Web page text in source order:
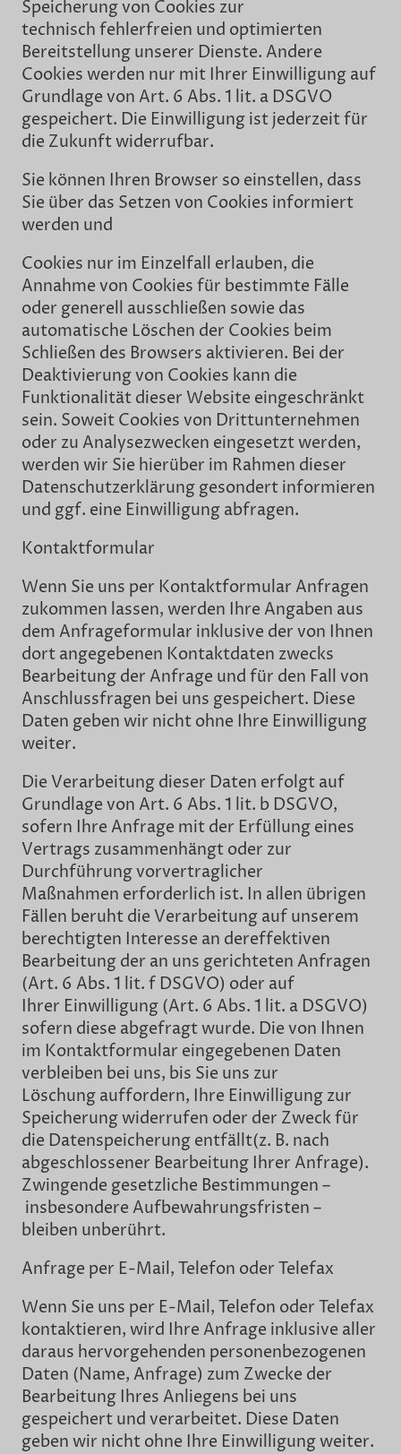
Speicherung von Cookies zur
technisch fehlerfreien und optimierten
Bereitstellung unserer Dienste. Andere
Cookies werden nur mit Ihrer Einwilligung auf
Grundlage von Art. 6 Abs. 1 lit. a DSGVO
gespeichert. Die Einwilligung ist jederzeit für
die Zukunft widerrufbar.
Sie können Ihren Browser so einstellen, dass
Sie über das Setzen von Cookies informiert
werden und
Cookies nur im Einzelfall erlauben, die
Annahme von Cookies für bestimmte Fälle
oder generell ausschließen sowie das
automatische Löschen der Cookies beim
Schließen des Browsers aktivieren. Bei der
Deaktivierung von Cookies kann die
Funktionalität dieser Website eingeschränkt
sein. Soweit Cookies von Drittunternehmen
oder zu Analysezwecken eingesetzt werden,
werden wir Sie hierüber im Rahmen dieser
Datenschutzerklärung gesondert informieren
und ggf. eine Einwilligung abfragen.
Kontaktformular
Wenn Sie uns per Kontaktformular Anfragen
zukommen lassen, werden Ihre Angaben aus
dem Anfrageformular inklusive der von Ihnen
dort angegebenen Kontaktdaten zwecks
Bearbeitung der Anfrage und für den Fall von
Anschlussfragen bei uns gespeichert. Diese
Daten geben wir nicht ohne Ihre Einwilligung
weiter.
Die Verarbeitung dieser Daten erfolgt auf
Grundlage von Art. 6 Abs. 1 lit. b DSGVO,
sofern Ihre Anfrage mit der Erfüllung eines
Vertrags zusammenhängt oder zur
Durchführung vorvertraglicher
Maßnahmen erforderlich ist. In allen übrigen
Fällen beruht die Verarbeitung auf unserem
berechtigten Interesse an dereffektiven
Bearbeitung der an uns gerichteten Anfragen
(Art. 6 Abs. 1 lit. f DSGVO) oder auf
Ihrer Einwilligung (Art. 6 Abs. 1 lit. a DSGVO)
sofern diese abgefragt wurde. Die von Ihnen
im Kontaktformular eingegebenen Daten
verbleiben bei uns, bis Sie uns zur
Löschung auffordern, Ihre Einwilligung zur
Speicherung widerrufen oder der Zweck für
die Datenspeicherung entfällt(z. B. nach
abgeschlossener Bearbeitung Ihrer Anfrage).
Zwingende gesetzliche Bestimmungen –
insbesondere Aufbewahrungsfristen –
bleiben unberührt.
Anfrage per E-Mail, Telefon oder Telefax
Wenn Sie uns per E-Mail, Telefon oder Telefax
kontaktieren, wird Ihre Anfrage inklusive aller
daraus hervorgehenden personenbezogenen
Daten (Name, Anfrage) zum Zwecke der
Bearbeitung Ihres Anliegens bei uns
gespeichert und verarbeitet. Diese Daten
geben wir nicht ohne Ihre Einwilligung weiter.